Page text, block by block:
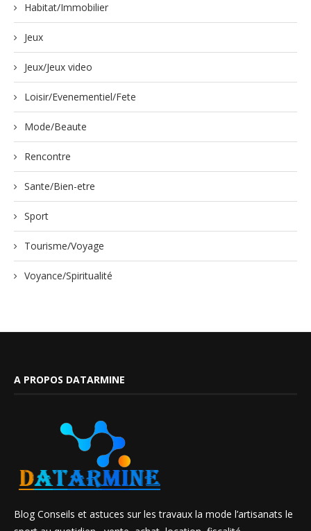
Habitat/Immobilier
Jeux
Jeux/Jeux video
Loisir/Evenementiel/Fete
Mode/Beaute
Rencontre
Sante/Bien-etre
Sport
Tourisme/Voyage
Voyance/Spiritualité
A PROPOS DATARMINE
Blog Conseils et astuces sur les travaux la mode l’artisanats le